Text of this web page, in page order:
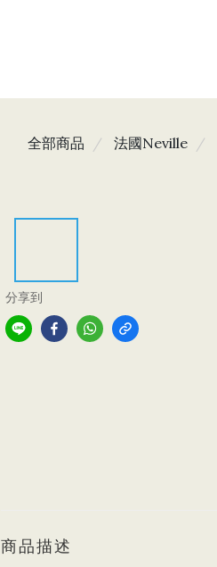
全部商品 法國Neville
分享到
商品描述